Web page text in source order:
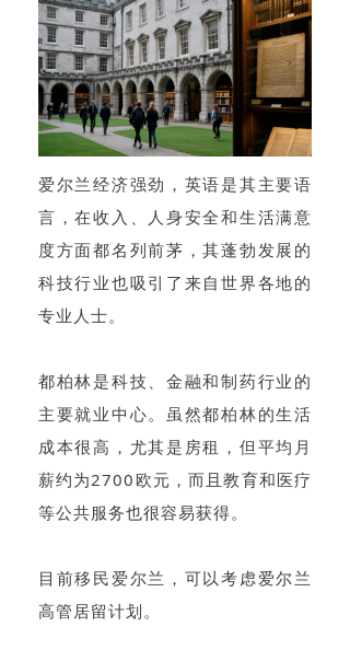
爱尔兰经济强劲，英语是其主要语
言，在收入、人身安全和生活满意
度方面都名列前茅，其蓬勃发展的
科技行业也吸引了来自世界各地的
专业人士。
都柏林是科技、金融和制药行业的
主要就业中心。虽然都柏林的生活
成本很高，尤其是房租，但平均月
薪约为2700欧元，而且教育和医疗
等公共服务也很容易获得。
目前移民爱尔兰，可以考虑爱尔兰
高管居留计划。